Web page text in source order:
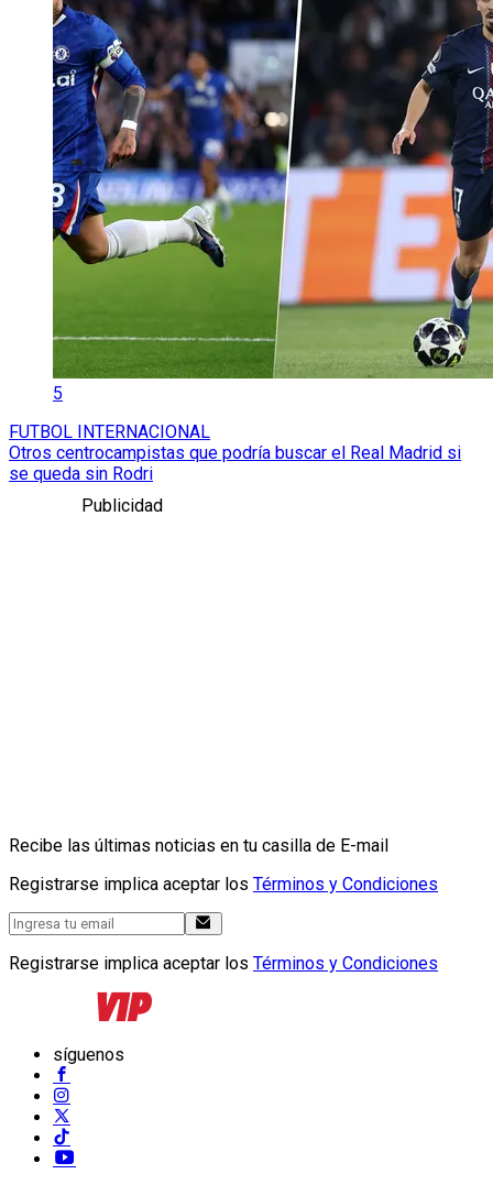
5
FUTBOL INTERNACIONAL
Otros centrocampistas que podría buscar el Real Madrid si
se queda sin Rodri
Publicidad
Recibe las últimas noticias en tu casilla de E-mail
Registrarse implica aceptar los Términos y Condiciones
Registrarse implica aceptar los Términos y Condiciones
síguenos